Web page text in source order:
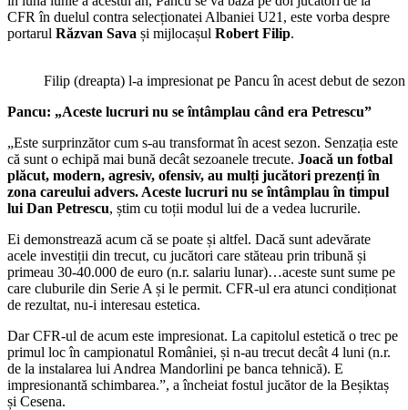
sunt
numărul
unu”
CFR în duelul contra selecționatei Albaniei U21, este vorba despre
portarul Răzvan Sava și mijlocașul Robert Filip.
Filip (dreapta) l-a impresionat pe Pancu în acest debut de
Pancu: „Aceste lucruri nu se întâmplau când era Petrescu”
„Este surprinzător cum s-au transformat în acest sezon. Senzația este
că sunt o echipă mai bună decât sezoanele trecute. Joacă un fotbal
plăcut, modern, agresiv, ofensiv, au mulți jucători prezenți în
zona careului advers. Aceste lucruri nu se întâmplau în timpul
lui Dan Petrescu, știm cu toții modul lui de a vedea lucrurile.
Ei demonstrează acum că se poate și altfel. Dacă sunt adevărate
acele investiții din trecut, cu jucători care stăteau prin tribună și
primeau 30-40.000 de euro (n.r. salariu lunar)…aceste sunt sume pe
care cluburile din Serie A și le permit. CFR-ul era atunci condiționat
de rezultat, nu-i interesau estetica.
Dar CFR-ul de acum este impresionat. La capitolul estetică o trec pe
primul loc în campionatul României, și n-au trecut decât 4 luni (n.r.
de la instalarea lui Andrea Mandorlini pe banca tehnică). E
impresionantă schimbarea.”, a încheiat fostul jucător de la Beșiktaș
și Cesena.